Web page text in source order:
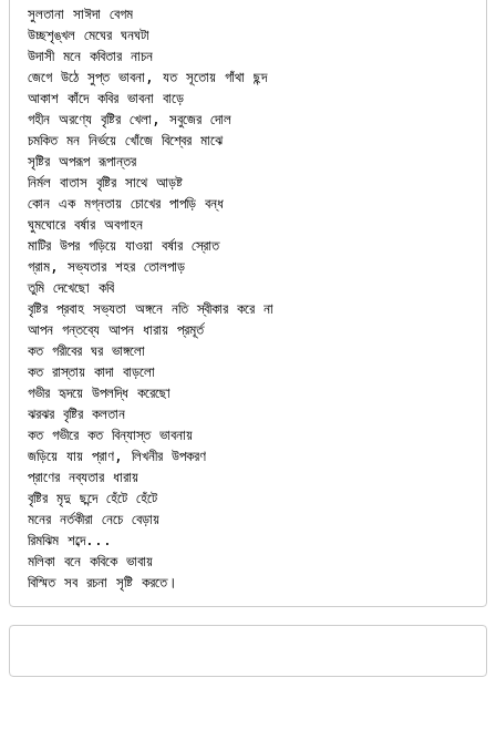
সুলতানা সাঈদা বেগম
উচ্ছশৃঙ্খল মেঘের ঘনঘটা
উদাসী মনে কবিতার নাচন
জেগে উঠে সুপ্ত ভাবনা, যত সূতোয় গাঁথা ছন্দ
আকাশ কাঁদে কবির ভাবনা বাড়ে
গহীন অরণ্যে বৃষ্টির খেলা, সবুজের দোল
চমকিত মন নির্ভয়ে খোঁজে বিশ্বের মাঝে
সৃষ্টির অপরূপ রূপান্তর
নির্মল বাতাস বৃষ্টির সাথে আড়ষ্ট
কোন এক মগ্নতায় চোখের পাপড়ি বন্ধ
ঘুমঘোরে বর্ষার অবগাহন
মাটির উপর গড়িয়ে যাওয়া বর্ষার স্রোত
গ্রাম, সভ্যতার শহর তোলপাড়
তুমি দেখেছো কবি
বৃষ্টির প্রবাহ সভ্যতা অঙ্গনে নতি স্বীকার করে না
আপন গন্তব্যে আপন ধারায় প্রমূর্ত
কত গরীবের ঘর ভাঙ্গলো
কত রাস্তায় কাদা বাড়লো
গভীর হৃদয়ে উপলদ্ধি করেছো
ঝরঝর বৃষ্টির কলতান
কত গভীরে কত বিন্যাস্ত ভাবনায়
জড়িয়ে যায় প্রাণ, লিখনীর উপকরণ
প্রাণের নব্যতার ধারায়
বৃষ্টির মৃদু ছন্দে হেঁটে হেঁটে
মনের নর্তকীরা নেচে বেড়ায়
রিমঝিম শব্দে...
মলি­কা বনে কবিকে ভাবায়
বিস্মিত সব রচনা সৃষ্টি করতে।